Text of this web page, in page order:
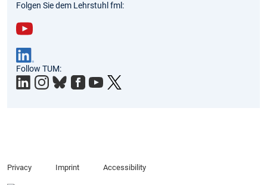
Folgen Sie dem Lehrstuhl fml:
You
tub
e
Follow TUM:
Privacy Imprint Accessibility